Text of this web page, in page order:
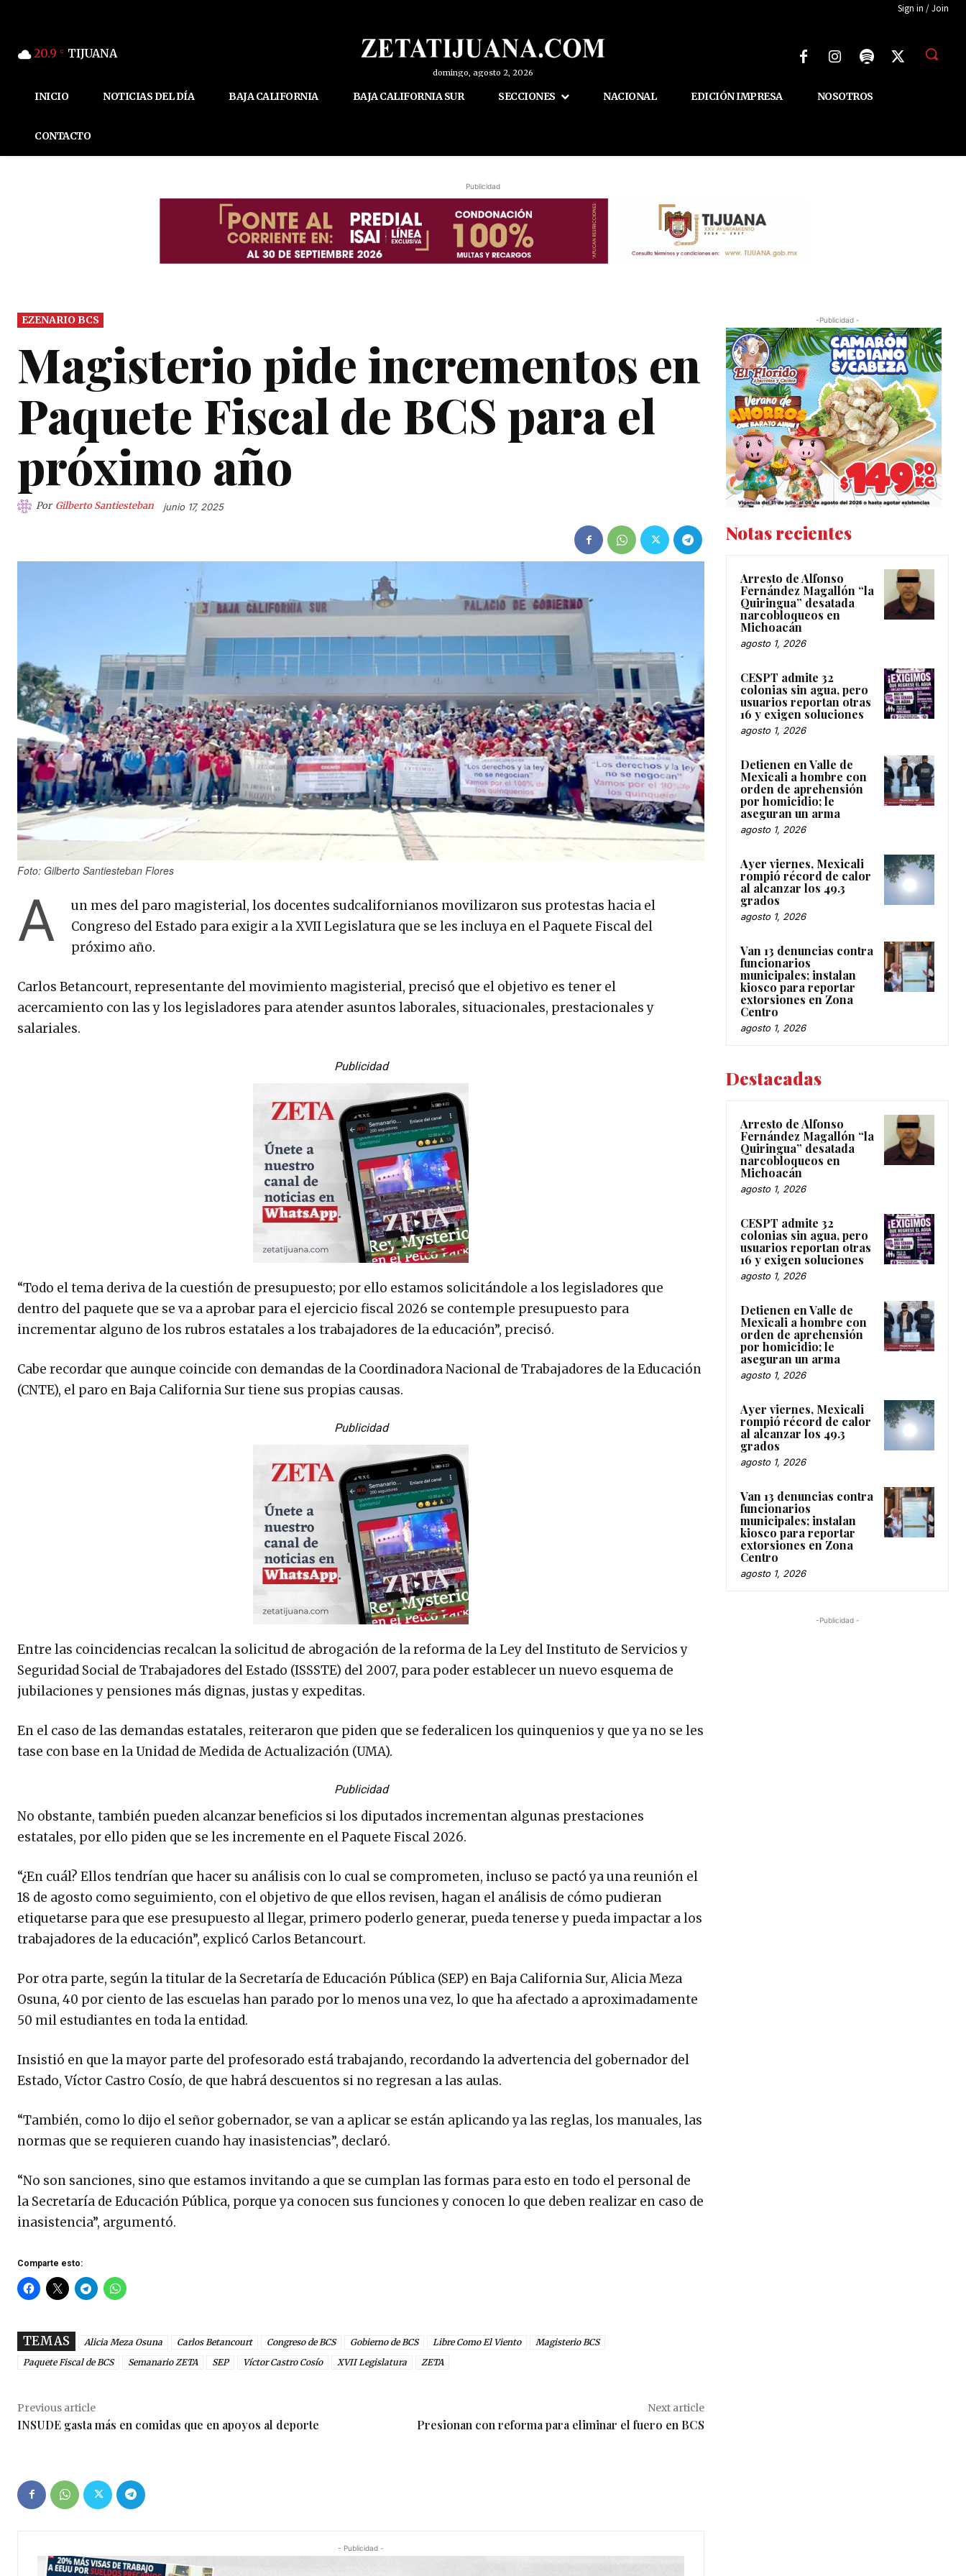
Sign in / Join
20.9 C TIJUANA
domingo, agosto 2, 2026
INICIO NOTICIAS DEL DÍA BAJA CALIFORNIA BAJA CALIFORNIA SUR SECCIONES NACIONAL EDICIÓN IMPRESA NOSOTROS
CONTACTO
Publicidad
EZENARIO BCS
Magisterio pide incrementos en
Paquete Fiscal de BCS para el
próximo año
Por Gilberto Santiesteban junio 17, 2025
Foto: Gilberto Santiesteban Flores
A
un mes del paro magisterial, los docentes sudcalifornianos movilizaron sus protestas hacia el
Congreso del Estado para exigir a la XVII Legislatura que se les incluya en el Paquete Fiscal del
próximo año.
Carlos Betancourt, representante del movimiento magisterial, precisó que el objetivo es tener el
acercamiento con las y los legisladores para atender asuntos laborales, situacionales, prestacionales y
salariales.
Publicidad
“Todo el tema deriva de la cuestión de presupuesto; por ello estamos solicitándole a los legisladores que
dentro del paquete que se va a aprobar para el ejercicio fiscal 2026 se contemple presupuesto para
incrementar alguno de los rubros estatales a los trabajadores de la educación”, precisó.
Cabe recordar que aunque coincide con demandas de la Coordinadora Nacional de Trabajadores de la Educación
(CNTE), el paro en Baja California Sur tiene sus propias causas.
Publicidad
Entre las coincidencias recalcan la solicitud de abrogación de la reforma de la Ley del Instituto de Servicios y
Seguridad Social de Trabajadores del Estado (ISSSTE) del 2007, para poder establecer un nuevo esquema de
jubilaciones y pensiones más dignas, justas y expeditas.
En el caso de las demandas estatales, reiteraron que piden que se federalicen los quinquenios y que ya no se les
tase con base en la Unidad de Medida de Actualización (UMA).
Publicidad
No obstante, también pueden alcanzar beneficios si los diputados incrementan algunas prestaciones
estatales, por ello piden que se les incremente en el Paquete Fiscal 2026.
“¿En cuál? Ellos tendrían que hacer su análisis con lo cual se comprometen, incluso se pactó ya una reunión el
18 de agosto como seguimiento, con el objetivo de que ellos revisen, hagan el análisis de cómo pudieran
etiquetarse para que ese presupuesto al llegar, primero poderlo generar, pueda tenerse y pueda impactar a los
trabajadores de la educación”, explicó Carlos Betancourt.
Por otra parte, según la titular de la Secretaría de Educación Pública (SEP) en Baja California Sur, Alicia Meza
Osuna, 40 por ciento de las escuelas han parado por lo menos una vez, lo que ha afectado a aproximadamente
50 mil estudiantes en toda la entidad.
Insistió en que la mayor parte del profesorado está trabajando, recordando la advertencia del gobernador del
Estado, Víctor Castro Cosío, de que habrá descuentos si no regresan a las aulas.
“También, como lo dijo el señor gobernador, se van a aplicar se están aplicando ya las reglas, los manuales, las
normas que se requieren cuando hay inasistencias”, declaró.
“No son sanciones, sino que estamos invitando a que se cumplan las formas para esto en todo el personal de
la Secretaría de Educación Pública, porque ya conocen sus funciones y conocen lo que deben realizar en caso de
inasistencia”, argumentó.
Comparte esto:
TEMAS Alicia Meza Osuna Carlos Betancourt Congreso de BCS Gobierno de BCS Libre Como El Viento
Magisterio BCS
Paquete Fiscal de BCS
Semanario ZETA SEP Víctor Castro Cosío XVII Legislatura ZETA
Previous article
INSUDE gasta más en comidas que en apoyos al deporte
Next article
Presionan con reforma para eliminar el fuero en BCS
- Publicidad -
-Publicidad -
Notas recientes
Arresto de Alfonso
Fernández Magallón “la
Quiringua” desatada
narcobloqueos en
Michoacán
agosto 1, 2026
CESPT admite 32
colonias sin agua, pero
usuarios reportan otras
16 y exigen soluciones
agosto 1, 2026
Detienen en Valle de
Mexicali a hombre con
orden de aprehensión
por homicidio; le
aseguran un arma
agosto 1, 2026
Ayer viernes, Mexicali
rompió récord de calor
al alcanzar los 49.3
grados
agosto 1, 2026
Van 13 denuncias contra
funcionarios
municipales; instalan
kiosco para reportar
extorsiones en Zona
Centro
agosto 1, 2026
Destacadas
Arresto de Alfonso
Fernández Magallón “la
Quiringua” desatada
narcobloqueos en
Michoacán
agosto 1, 2026
CESPT admite 32
colonias sin agua, pero
usuarios reportan otras
16 y exigen soluciones
agosto 1, 2026
Detienen en Valle de
Mexicali a hombre con
orden de aprehensión
por homicidio; le
aseguran un arma
agosto 1, 2026
Ayer viernes, Mexicali
rompió récord de calor
al alcanzar los 49.3
grados
agosto 1, 2026
Van 13 denuncias contra
funcionarios
municipales; instalan
kiosco para reportar
extorsiones en Zona
Centro
agosto 1, 2026
-Publicidad -